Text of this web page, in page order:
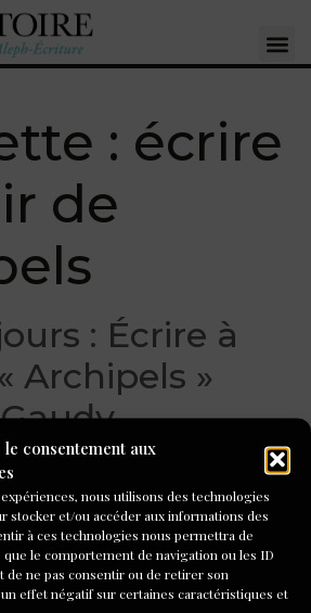
consentement aux
nous utilisons des technologies
stocker et/ou accéder aux informations des
à ces technologies nous permettra de
le comportement de navigation ou les ID
de ne pas consentir ou de retirer son
effet négatif sur certaines caractéristiques et
: écrire
de
: Écrire à
Archipels »